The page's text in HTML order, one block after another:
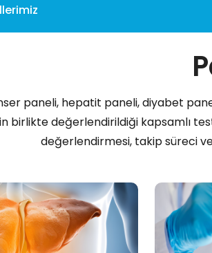
paneli, hepatit paneli, diyabet
birlikte değerlendirildiği kapsamlı
değerlendirmesi, takip süreci